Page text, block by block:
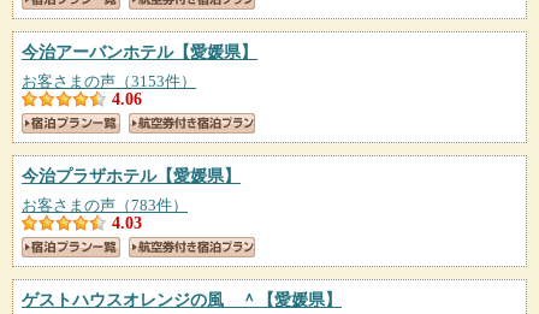
今治アーバンホテル【愛媛県】
お客さまの声（3153件）
4.06
今治プラザホテル【愛媛県】
お客さまの声（783件）
4.03
ゲストハウスオレンジの風 ＾ 【愛媛県】